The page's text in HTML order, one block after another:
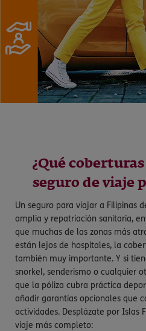
¿Qué
seguro de viaje
Un seguro para viajar a Filipinas
amplia y repatriación sanitaria,
que muchas de las zonas más
están lejos de hospitales, la
también muy importante. Y si
snorkel, senderismo o cualquier
que la póliza cubra práctica
añadir garantías opcionales que
actividades. Desplázate por Islas
viaje más completo: